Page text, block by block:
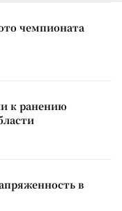
чемпионата
к ранению
в